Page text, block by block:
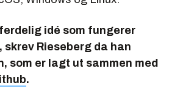
idé som fungerer
skrev Rieseberg da han
som er lagt ut sammen med
.